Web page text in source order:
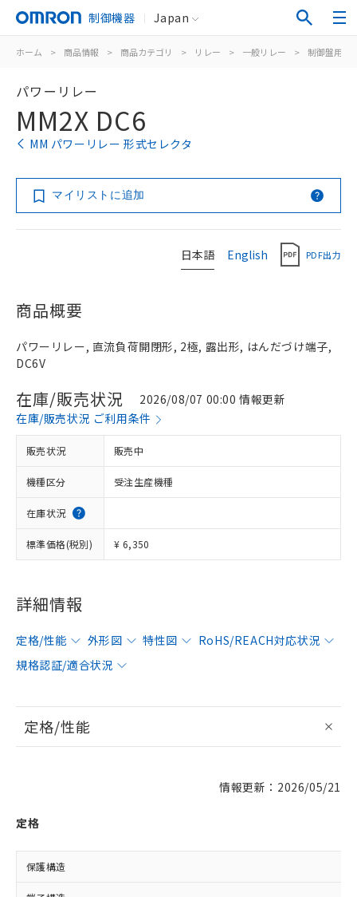
制御機器 Japan
ホーム > 商品情報 > 商品カテゴリ > リレー > 一般リレー > 制御盤用
パワーリレー
MM2X DC6
MM パワーリレー 形式セレクタ
マイリストに追加
日本語 English PDF出力
商品概要
パワーリレー, 直流負荷開閉形, 2極, 露出形, はんだづけ端子,
DC6V
在庫/販売状況
2026/08/07 00:00 情報更新
在庫/販売状況 ご利用条件
販売状況 販売中
機種区分 受注生産機種
在庫状況
標準価格(税別) ¥ 6,350
詳細情報
定格/性能 外形図 特性図
RoHS/REACH対応状況
規格認証/適合状況
定格/性能
情報更新：2026/05/21
定格
保護構造